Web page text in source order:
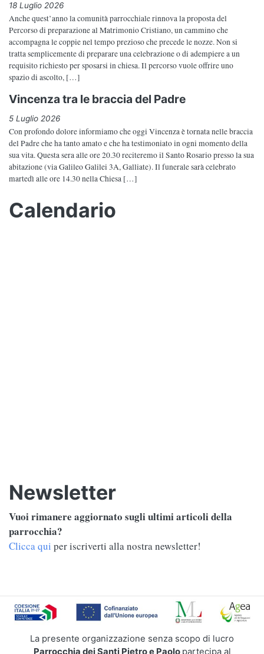
18 Luglio 2026
Anche quest’anno la comunità parrocchiale rinnova la proposta del
Percorso di preparazione al Matrimonio Cristiano, un cammino che
accompagna le coppie nel tempo prezioso che precede le nozze. Non si
tratta semplicemente di preparare una celebrazione o di adempiere a un
requisito richiesto per sposarsi in chiesa. Il percorso vuole offrire uno
spazio di ascolto, […]
Vincenza tra le braccia del Padre
5 Luglio 2026
Con profondo dolore informiamo che oggi Vincenza è tornata nelle braccia
del Padre che ha tanto amato e che ha testimoniato in ogni momento della
sua vita. Questa sera alle ore 20.30 reciteremo il Santo Rosario presso la sua
abitazione (via Galileo Galilei 3A, Galliate). Il funerale sarà celebrato
martedì alle ore 14.30 nella Chiesa […]
Calendario
Newsletter
Vuoi rimanere aggiornato sugli ultimi articoli della
parrocchia?
Clicca qui per iscriverti alla nostra newsletter!
La presente organizzazione senza scopo di lucro
Parrocchia dei Santi Pietro e Paolo partecipa al